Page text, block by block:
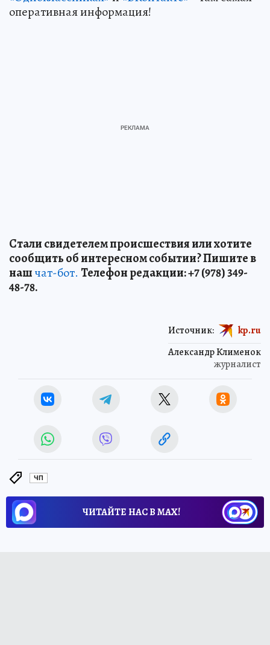
оперативная информация!
Стали свидетелем происшествия или хотите
сообщить об интересном событии? Пишите в
нашчат-бот. Телефон редакции: +7 (978) 349-
48-78.
Александр Клименок
журналист
Источник: kp.ru
ЧП
ЧИТАЙТЕ НАС В МАХ!